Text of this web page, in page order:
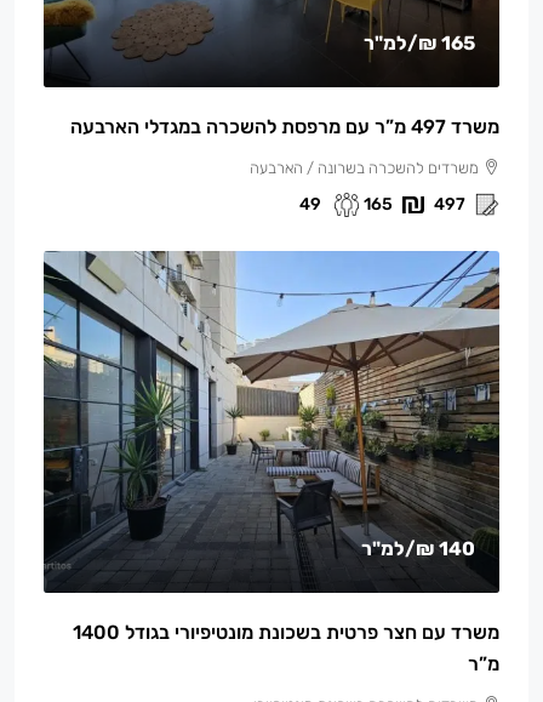
165 ₪ /למ"ר
משרד 497 מ”ר עם מרפסת להשכרה במגדלי הארבעה
משרדים להשכרה בשרונה / הארבעה
497
165
49
140 ₪ /למ"ר
משרד עם חצר פרטית בשכונת מונטיפיורי בגודל 1400
מ”ר